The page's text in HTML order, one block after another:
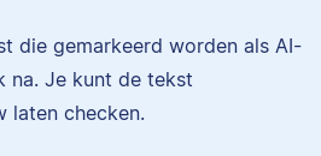
die gemarkeerd worden als AI-
na. Je kunt de tekst
laten checken.